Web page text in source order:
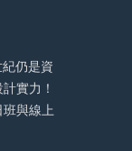
仍是資
實力！
與線上